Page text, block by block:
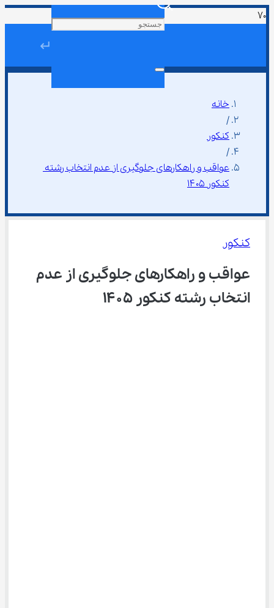
↵
خانه
/
کنکور
/
عواقب و راهکارهای جلوگیری از عدم انتخاب رشته
کنکور ۱۴۰۵
کنکور
عواقب و راهکارهای جلوگیری از عدم
انتخاب رشته کنکور ۱۴۰۵